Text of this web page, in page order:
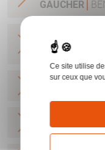
GAUCHER
2134 BENELLI
Ce site utilise
sur ceux que